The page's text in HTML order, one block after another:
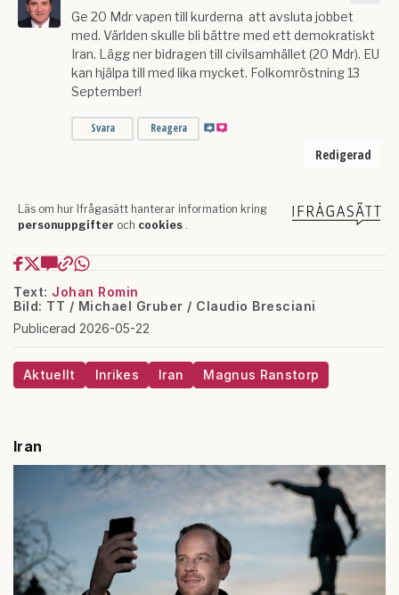
Text: Johan Romin
Bild: TT / Michael Gruber / Claudio Bresciani
Publicerad 2026-05-22
Aktuellt Inrikes Iran Magnus Ranstorp
Iran